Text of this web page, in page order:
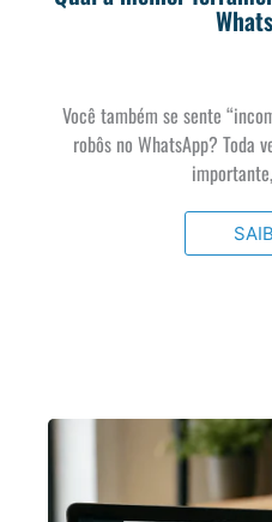
Você também se sente
robôs no WhatsApp? Toda